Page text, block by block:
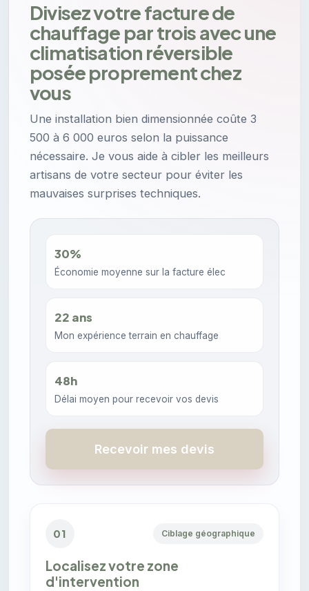
Divisez votre facture de
chauffage par trois avec une
climatisation réversible
posée proprement chez
vous
Une installation bien dimensionnée coûte 3
500 à 6 000 euros selon la puissance
nécessaire. Je vous aide à cibler les meilleurs
artisans de votre secteur pour éviter les
mauvaises surprises techniques.
30%
Économie moyenne sur la facture élec
22 ans
Mon expérience terrain en chauffage
48h
Délai moyen pour recevoir vos devis
Recevoir mes devis
01 Ciblage géographique
Localisez votre zone
d'intervention